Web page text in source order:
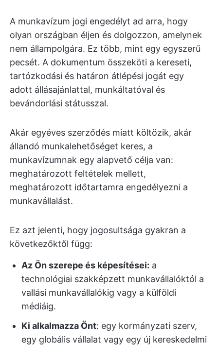
A munkavízum jogi engedélyt ad arra, hogy
olyan országban éljen és dolgozzon, amelynek
nem állampolgára. Ez több, mint egy egyszerű
pecsét. A dokumentum összeköti a kereseti,
tartózkodási és határon átlépési jogát egy
adott állásajánlattal, munkáltatóval és
bevándorlási státusszal.
Akár egyéves szerződés miatt költözik, akár
állandó munkalehetőséget keres, a
munkavízumnak egy alapvető célja van:
meghatározott feltételek mellett,
meghatározott időtartamra engedélyezni a
munkavállalást.
Ez azt jelenti, hogy jogosultsága gyakran a
következőktől függ:
Az Ön szerepe és képesítései: a
technológiai szakképzett munkavállalóktól a
vallási munkavállalókig vagy a külföldi
médiáig.
Ki alkalmazza Önt: egy kormányzati szerv,
egy globális vállalat vagy egy új kereskedelmi